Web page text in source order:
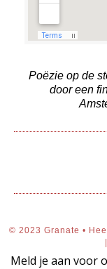
Poëzie op de
door een
© 2023 Granate •
Meld je aan voor